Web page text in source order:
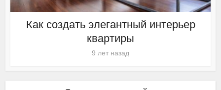
Как создать элегантный интерьер
квартиры
9 лет назад